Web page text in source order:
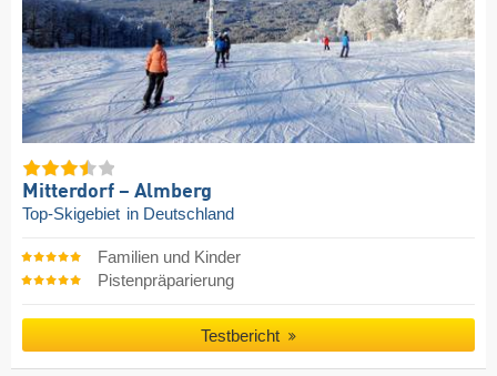
Mitterdorf – Almberg
Top-Skigebiet in Deutschland
Familien und Kinder
Pistenpräparierung
Testbericht